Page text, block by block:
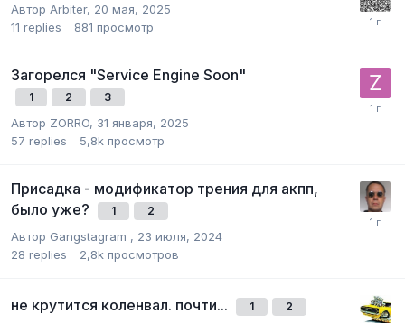
Автор Arbiter, 20 мая, 2025
11 replies 881 просмотр
Загорелся "Service Engine Soon"
1 2 3
Автор ZORRO, 31 января, 2025
57 replies 5,8k просмотр
Присадка - модификатор трения для акпп,
было уже?
1 2
Автор Gangstagram , 23 июля, 2024
28 replies 2,8k просмотров
не крутится коленвал. почти... 1 2